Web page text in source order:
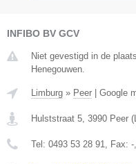
INFIBO BV GCV
Niet gevestigd in de
Henegouwen.
Limburg » Peer Google
Hulststraat 5, 3990 Peer (
Tel: 0493 53 28 91, Fax: -